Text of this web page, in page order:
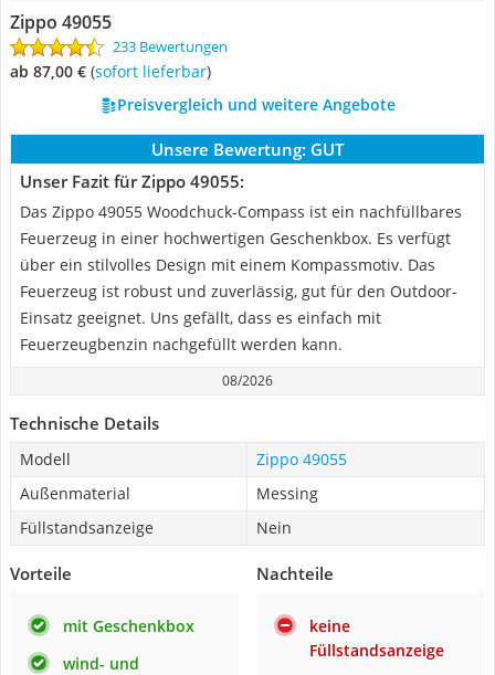
Zippo 49055
233 Bewertungen
ab 87,00 € ( Sofort lieferbar)
Preisvergleich und weitere Angebote
Unsere Bewertung: GUT
Unser Fazit für Zippo 49055:
Das Zippo 49055 Woodchuck-Compass ist ein nachfüllbares
Feuerzeug in einer hochwertigen Geschenkbox. Es verfügt
über ein stilvolles Design mit einem Kompassmotiv. Das
Feuerzeug ist robust und zuverlässig, gut für den Outdoor-
Einsatz geeignet. Uns gefällt, dass es einfach mit
Feuerzeugbenzin nachgefüllt werden kann.
08/2026
Technische Details
Modell
Zippo 49055
Außenmaterial
Messing
Füllstandsanzeige
Nein
Vorteile
mit Geschenkbox
wind- und
Nachteile
keine
Füllstandsanzeige